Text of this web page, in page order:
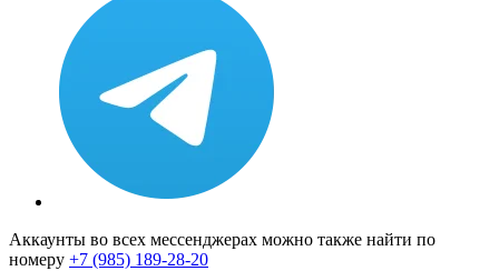
Аккаунты во всех мессенджерах можно также найти по
номеру +7 (985) 189-28-20